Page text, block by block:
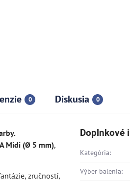
0 Diskusia 0
Midi (Ø 5 mm),
zručností,
Doplnkové
Kategória:
Výber balenia: